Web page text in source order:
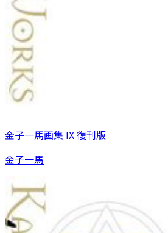
金子一馬画集 IX 復刊版
金子一馬